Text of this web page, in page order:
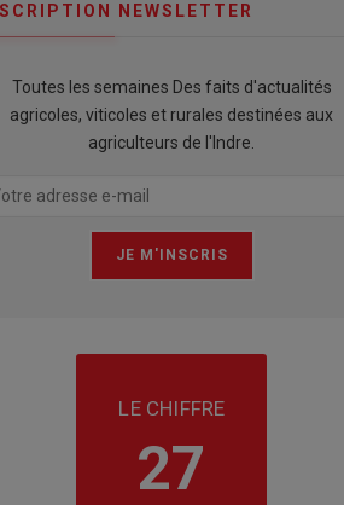
NEWSLETTER
Toutes les semaines Des faits d'actualités
agricoles, viticoles et rurales destinées aux
agriculteurs de l'Indre.
LE CHIFFRE
27